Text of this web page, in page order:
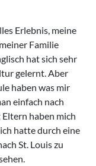
Erlebnis, meine
Familie
hat sich sehr
gelernt. Aber
haben was mir
einfach nach
haben mich
hatte durch eine
St. Louis zu